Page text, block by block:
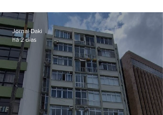
Jornal Daki
há 2 dias